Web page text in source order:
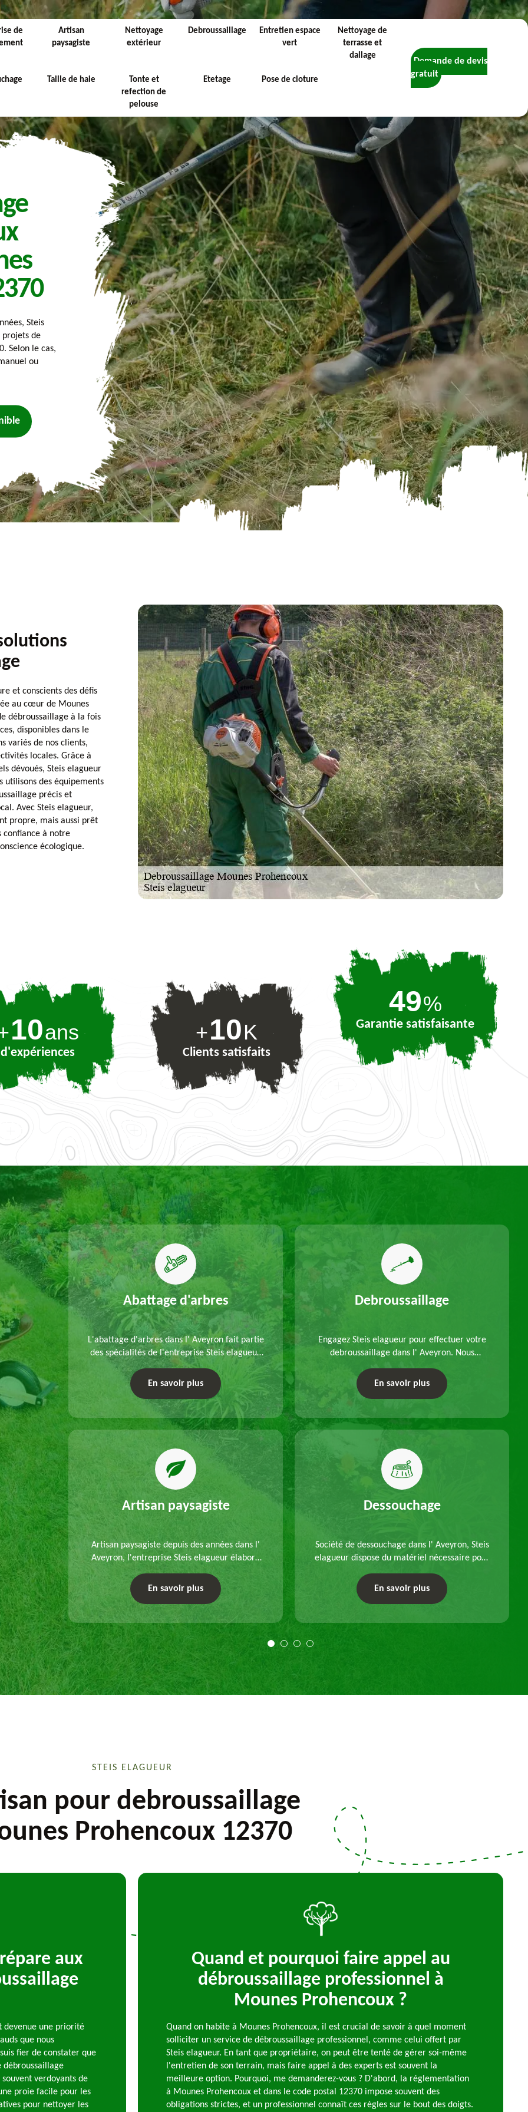
de
Artisan
paysagiste
Nettoyage
extérieur
Debroussaillage
Entretien espace
vert
Nettoyage de
terrasse et
dallage
Taille de haie
Tonte et
refection de
pelouse
Etetage Pose de cloture
Demande de devis
gratuit
Steis
projets de
Selon le cas,
ou
et conscients des défis
au cœur de Mounes
débroussaillage à la fois
disponibles dans le
variés de nos clients,
locales. Grâce à
dévoués, Steis elagueur
utilisons des équipements
précis et
Avec Steis elagueur,
propre, mais aussi prêt
confiance à notre
écologique.
10ans
d'expériences
+10K
Clients satisfaits
74%
Garantie satisfaisante
de
que d'un
Abattage d'arbres
L'abattage d'arbres dans l' Aveyron fait partie
des spécialités de l'entreprise Steis elagueur.
Nous réalisons un abattage direct ou par
démontage, tenant compte des particularités
du site et des végétaux.
En savoir plus
Artisan paysagiste
Artisan paysagiste depuis des années dans l'
Aveyron, l'entreprise Steis elagueur élabore
chaque plan d'aménagement paysager et
exécute les travaux afférents. Devis gratuit et
En savoir plus
Debroussaillage
Engagez Steis elagueur pour effectuer votre
debroussaillage dans l' Aveyron. Nous
en fonction des caractéristiques du site.
Déplacements offerts.
En savoir plus
Dessouchage
Société de dessouchage dans l' Aveyron, Steis
elagueur dispose du matériel nécessaire pour
un dessouchage manuel ou mécanique.
Travail selon les règles de l'art.
En savoir plus
STEIS ELAGUEUR
pour debroussaillage
Prohencoux 12370
aux
devenue une priorité
que nous
fier de constater que
débroussaillage
verdoyants de
proie facile pour les
pour nettoyer les
Quand et pourquoi faire appel au
débroussaillage professionnel à
Mounes Prohencoux ?
Quand on habite à Mounes Prohencoux, il est crucial de savoir à quel moment
solliciter un service de débroussaillage professionnel, comme celui offert par
Steis elagueur. En tant que propriétaire, on peut être tenté de gérer soi-même
l'entretien de son terrain, mais faire appel à des experts est souvent la
meilleure option. Pourquoi, me demanderez-vous ? D'abord, la réglementation
à Mounes Prohencoux et dans le code postal 12370 impose souvent des
obligations strictes, et un professionnel connaît ces règles sur le bout des doigts.